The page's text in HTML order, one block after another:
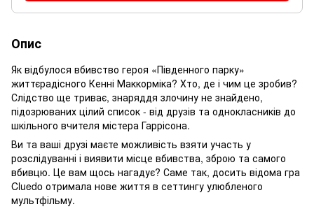
Опис
Як відбулося вбивство героя «Південного парку»
життєрадісного Кенні Маккорміка? Хто, де і чим це зробив?
Слідство ще триває, знаряддя злочину не знайдено,
підозрюваних цілий список - від друзів та однокласників до
шкільного вчителя містера Гаррісона.
Ви та ваші друзі маєте можливість взяти участь у
розслідуванні і виявити місце вбивства, зброю та самого
вбивцю. Це вам щось нагадує? Саме так, досить відома гра
Cluedo отримала нове життя в сеттингу улюбленого
мультфільму.